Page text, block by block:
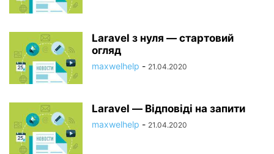
Laravel з нуля — стартовий
огляд
maxwelhelp - 21.04.2020
Laravel — Відповіді на запити
maxwelhelp - 21.04.2020